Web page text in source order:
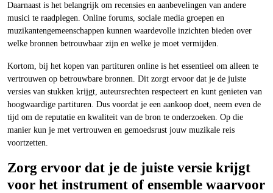
Daarnaast is het belangrijk om recensies en aanbevelingen van andere
musici te raadplegen. Online forums, sociale media groepen en
muzikantengemeenschappen kunnen waardevolle inzichten bieden over
welke bronnen betrouwbaar zijn en welke je moet vermijden.
Kortom, bij het kopen van partituren online is het essentieel om alleen te
vertrouwen op betrouwbare bronnen. Dit zorgt ervoor dat je de juiste
versies van stukken krijgt, auteursrechten respecteert en kunt genieten van
hoogwaardige partituren. Dus voordat je een aankoop doet, neem even de
tijd om de reputatie en kwaliteit van de bron te onderzoeken. Op die
manier kun je met vertrouwen en gemoedsrust jouw muzikale reis
voortzetten.
Zorg ervoor dat je de juiste versie krijgt
voor het instrument of ensemble waarvoor